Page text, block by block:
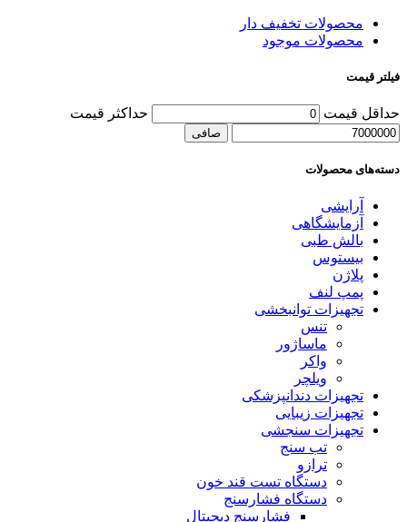
محصولات تخفیف دار
محصولات موجود
فیلتر قیمت
حداقل قیمت حداكثر قيمت
صافی
دسته‌های محصولات
آرایشی
آزمایشگاهی
بالش طبی
بیستوس
پلاژن
پمپ لنف
تجهیزات توانبخشی
تنس
ماساژور
واکر
ویلچر
تجهیزات دندانپزشکی
تجهیزات زیبایی
تجهیزات سنجشی
تب سنج
ترازو
دستگاه تست قند خون
دستگاه فشارسنج
فشارسنج دیجیتال